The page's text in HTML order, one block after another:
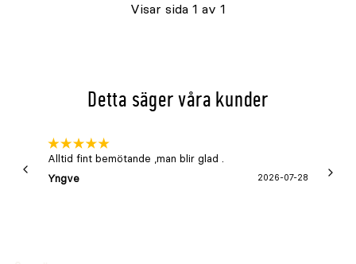
Visar sida 1 av 1
Detta säger våra kunder
Alltid fint bemötande ,man blir glad .
Yngve
2026-07-28